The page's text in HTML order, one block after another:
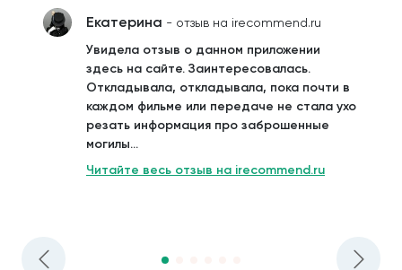
Екатерина - отзыв на irecommend.ru
Увидела отзыв о данном приложении
здесь на сайте. Заинтересовалась.
Откладывала, откладывала, пока почти в
каждом фильме или передаче не стала ухо
резать информация про заброшенные
могилы...
Читайте весь отзыв на irecommend.ru